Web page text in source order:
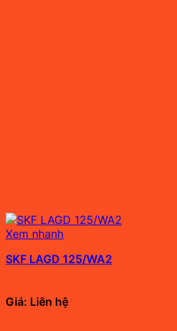
Xem nhanh
SKF LAGD 125/WA2
Giá: Liên hệ